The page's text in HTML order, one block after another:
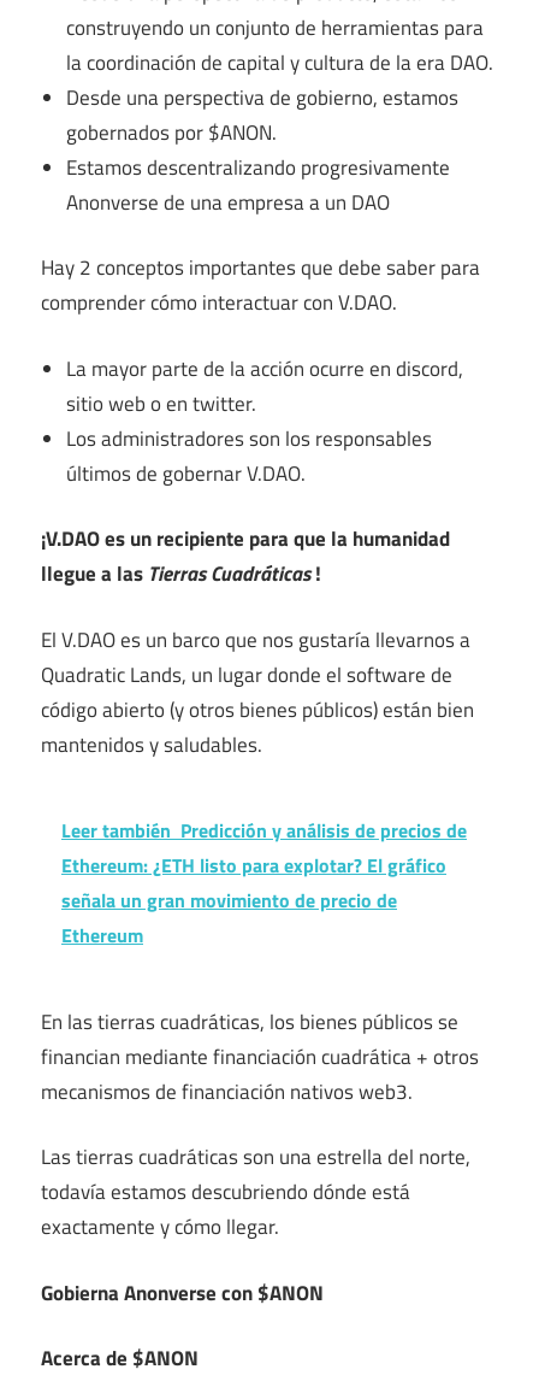
construyendo un conjunto de herramientas para
la coordinación de capital y cultura de la era DAO.
Desde una perspectiva de gobierno, estamos
gobernados por $ANON.
Estamos descentralizando progresivamente
Anonverse de una empresa a un DAO
Hay 2 conceptos importantes que debe saber para
comprender cómo interactuar con V.DAO.
La mayor parte de la acción ocurre en discord,
sitio web o en twitter.
Los administradores son los responsables
últimos de gobernar V.DAO.
¡V.DAO es un recipiente para que la humanidad
llegue a las Tierras Cuadráticas!
El V.DAO es un barco que nos gustaría llevarnos a
Quadratic Lands, un lugar donde el software de
código abierto (y otros bienes públicos) están bien
mantenidos y saludables.
Leer también Predicción y análisis de precios de
Ethereum: ¿ETH listo para explotar? El gráfico
señala un gran movimiento de precio de
Ethereum
En las tierras cuadráticas, los bienes públicos se
financian mediante financiación cuadrática + otros
mecanismos de financiación nativos web3.
Las tierras cuadráticas son una estrella del norte,
todavía estamos descubriendo dónde está
exactamente y cómo llegar.
Gobierna Anonverse con $ANON
Acerca de $ANON